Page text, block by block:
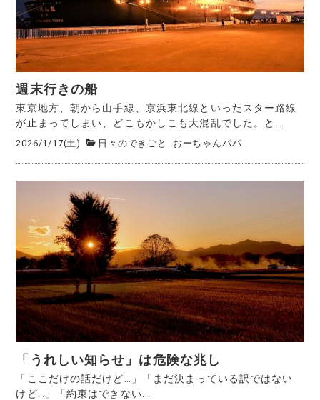
週末行きの船
東京地方、朝から山手線、京浜東北線といったスター路線
が止まってしまい、どこもかしこも大混乱でした。と...
2026/1/17(土) 日々のできごと おーちゃんパパ
「うれしい知らせ」は危険な兆し
「ここだけの話だけど…」「まだ決まっている訳ではない
けど…」「約束はできない...